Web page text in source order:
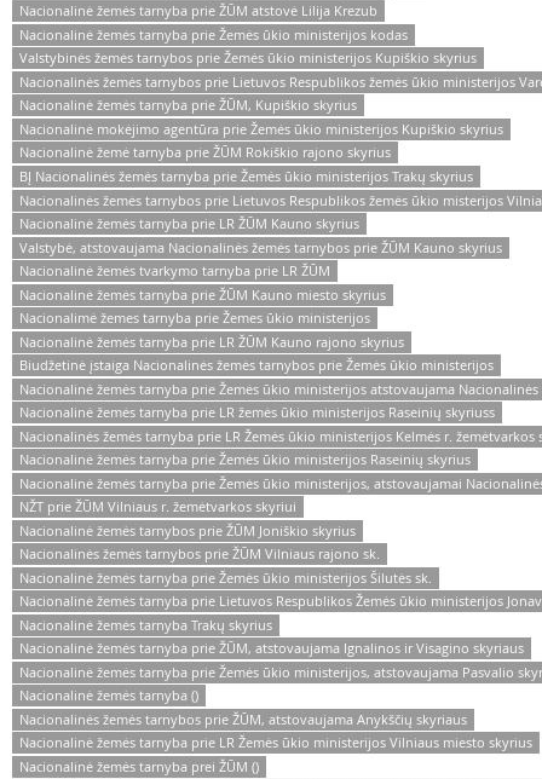
Nacionalinė žemės tarnyba prie ŽŪM atstovė Lilija Krezub
Nacionalinė žemės tarnyba prie Žemės ūkio ministerijos kodas
Valstybinės žemės tarnybos prie Žemės ūkio ministerijos Kupiškio skyrius
Nacionalinės žemės tarnybos prie Lietuvos Respublikos žemės ūkio ministerijos
Nacionalinė žemės tarnyba prie ŽŪM, Kupiškio skyrius
Nacionalinė mokėjimo agentūra prie Žemės ūkio ministerijos Kupiškio skyrius
Nacionalinė žemė tarnyba prie ŽŪM Rokiškio rajono skyrius
BĮ Nacionalinės žemės tarnyba prie Žemės ūkio ministerijos Trakų skyrius
Nacionalinės žemės tarnybos prie Lietuvos Respublikos žemės ūkio misterijos
Nacionalinė žemės tarnyba prie LR ŽŪM Kauno skyrius
Valstybė, atstovaujama Nacionalinės žemės tarnybos prie ŽŪM Kauno skyrius
Nacionalinė žemės tvarkymo tarnyba prie LR ŽŪM
Nacionalinė žemės tarnyba prie ŽŪM Kauno miesto skyrius
Nacionalimė žemes tarnyba prie Žemes ūkio ministerijos
Nacionalinė žemės tarnyba prie LR ŽŪM Kauno rajono skyrius
Biudžetinė įstaiga Nacionalinės žemės tarnybos prie Žemės ūkio ministerijos
Nacionalinė žemės tarnyba prie Žemės ūkio ministerijos atstovaujama
Nacionalinė žemės tarnyba prie LR žemės ūkio ministerijos Raseinių skyriuss
Nacionalinės žemės tarnyba prie LR Žemės ūkio ministerijos Kelmės r. žemėtvarkos
Nacionalinė žemės tarnyba prie Žemės ūkio ministerijos Raseinių skyrius
Nacionalinė žemės tarnyba prie Žemės ūkio ministerijos, atstovaujamai
NŽT prie ŽŪM Vilniaus r. žemėtvarkos skyriui
Nacionalinė žemės tarnybos prie ŽŪM Joniškio skyrius
Nacionalinės žemės tarnybos prie ŽŪM Vilniaus rajono sk.
Nacionalinė žemės tarnyba prie Žemės ūkio ministerijos Šilutės sk.
Nacionalinė žemės tarnyba prie Lietuvos Respublikos Žemės ūkio ministerijos
Nacionalinė žemės tarnyba Trakų skyrius
Nacionalinė žemės tarnyba prie ŽŪM, atstovaujama Ignalinos ir Visagino skyriaus
Nacionalinė žemės tarnyba prie Žemės ūkio ministerijos, atstovaujama Pasvalio
Nacionalinė žemės tarnyba ()
Nacionalinės žemės tarnybos prie ŽŪM, atstovaujama Anykščių skyriaus
Nacionalinė žemės tarnyba prie LR Žemės ūkio ministerijos Vilniaus miesto skyrius
Nacionalinė žemės tarnyba prei ŽŪM ()